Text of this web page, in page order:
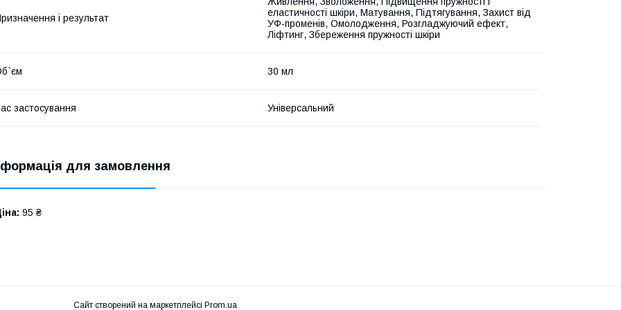
і результат
еластичності шкіри, Матування, Підтягування, Захист від
УФ-променів, Омолодження, Розгладжуючий ефект,
Ліфтинг, Збереження пружності шкіри
30 мл
застосування Універсальний
для замовлення
95 ₴
Сайт створений на маркетплейсі Prom.ua